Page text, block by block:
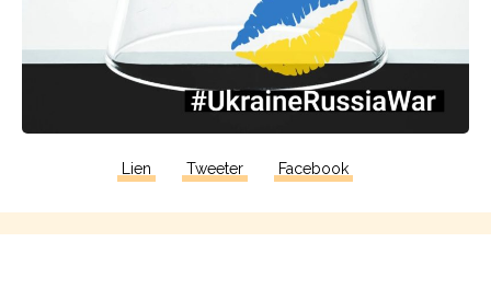
Lien Tweeter Facebook